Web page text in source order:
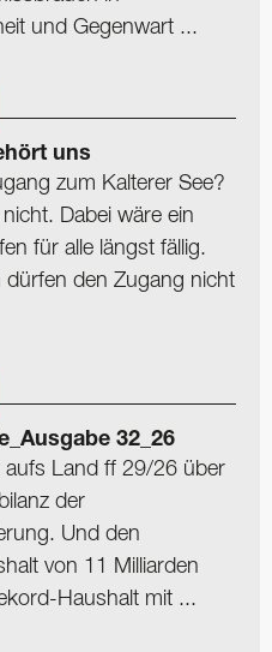
und Gegenwart ...
uns
zum Kalterer See?
nicht. Dabei wäre ein
für alle längst fällig.
dürfen den Zugang nicht
32_26
aufs Land ff 29/26 über
der
Und den
von 11 Milliarden
Haushalt mit ...